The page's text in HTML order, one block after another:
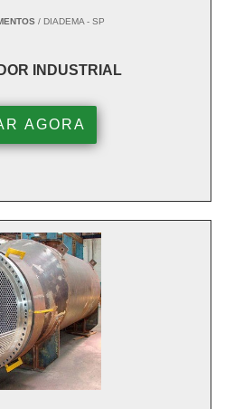
/ DIADEMA - SP
INDUSTRIAL
AGORA